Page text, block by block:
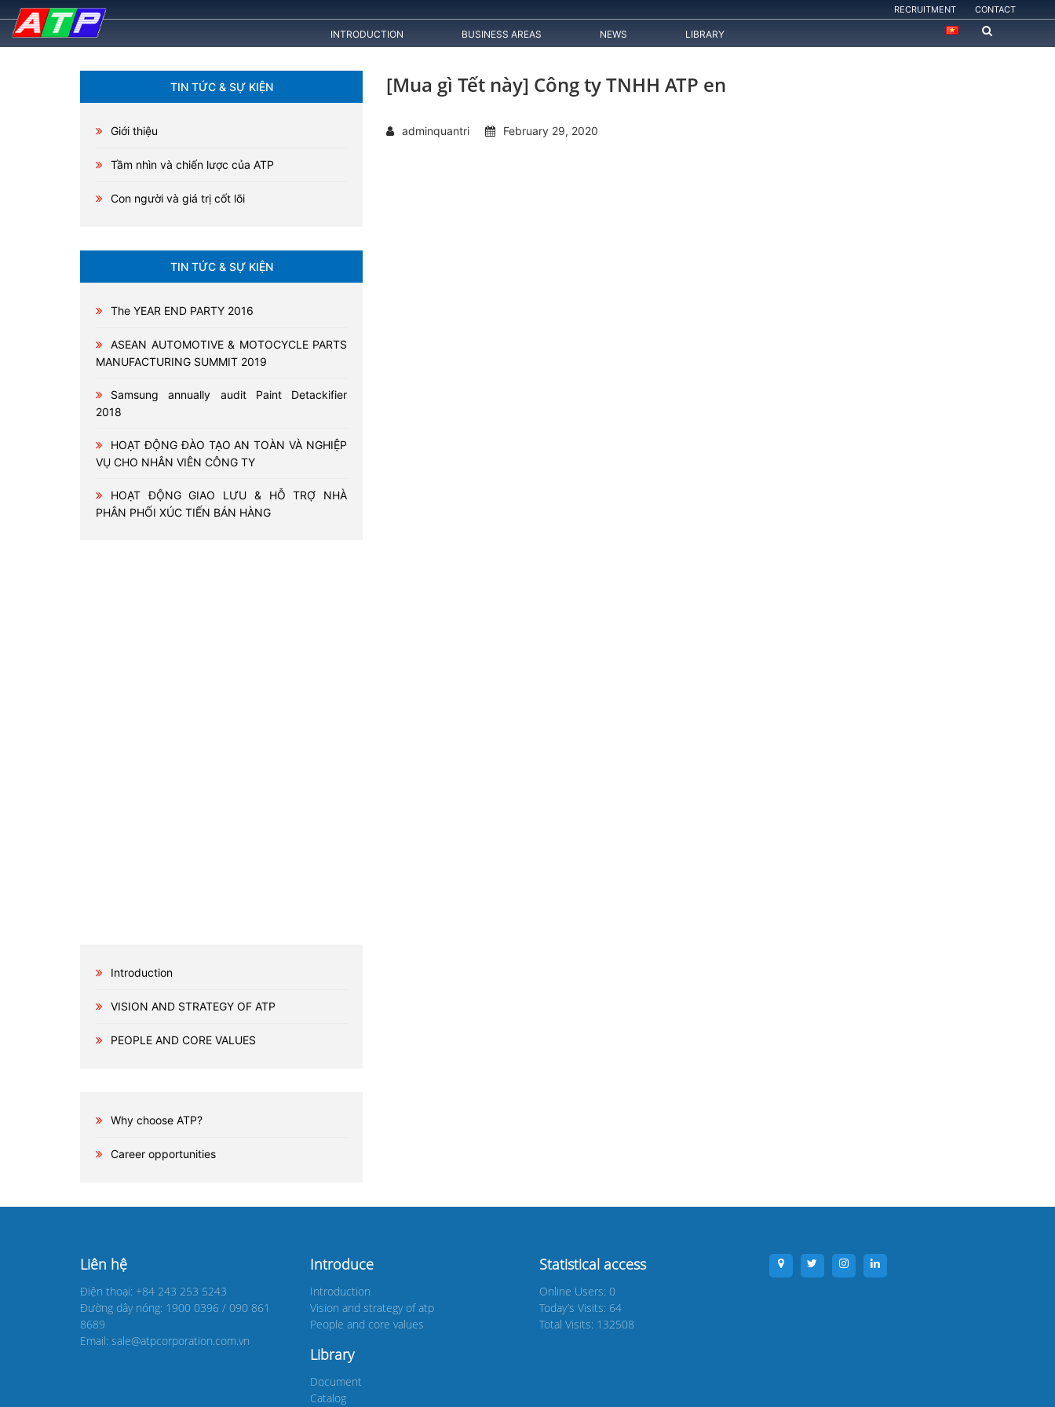
RECRUITMENT CONTACT
INTRODUCTION BUSINESS AREAS NEWS LIBRARY
TIN TỨC & SỰ KIỆN
Giới thiệu
Tầm nhìn và chiến lược của ATP
Con người và giá trị cốt lõi
TIN TỨC & SỰ KIỆN
The YEAR END PARTY 2016
ASEAN AUTOMOTIVE & MOTOCYCLE PARTS
MANUFACTURING SUMMIT 2019
Samsung annually audit Paint Detackifier
2018
HOẠT ĐỘNG ĐÀO TẠO AN TOÀN VÀ NGHIỆP
VỤ CHO NHÂN VIÊN CÔNG TY
HOẠT ĐỘNG GIAO LƯU & HỖ TRỢ NHÀ
PHÂN PHỐI XÚC TIẾN BÁN HÀNG
Introduction
VISION AND STRATEGY OF ATP
PEOPLE AND CORE VALUES
Why choose ATP?
Career opportunities
[Mua gì Tết này] Công ty TNHH ATP en
adminquantri February 29, 2020
Liên hệ
Điện thoại: +84 243 253 5243
Đường dây nóng: 1900 0396 / 090 861
8689
Email: sale@atpcorporation.com.vn
Introduce
Introduction
Vision and strategy of atp
People and core values
Library
Document
Catalog
Statistical access
Online Users: 0
Today’s Visits: 64
Total Visits: 132508